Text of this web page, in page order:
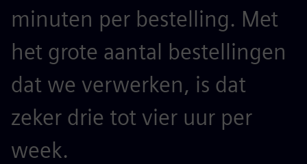
minuten per bestelling. Met
het grote aantal bestellingen
dat we verwerken, is dat
zeker drie tot vier uur per
week.